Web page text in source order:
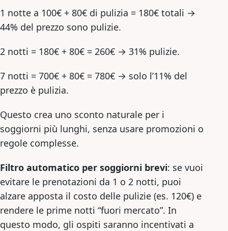
1 notte a 100€ + 80€ di pulizia = 180€ totali →
44% del prezzo sono pulizie.
2 notti = 180€ + 80€ = 260€ → 31% pulizie.
7 notti = 700€ + 80€ = 780€ → solo l’11% del
prezzo è pulizia.
Questo crea uno sconto naturale per i
soggiorni più lunghi, senza usare promozioni o
regole complesse.
Filtro automatico per soggiorni brevi: se vuoi
evitare le prenotazioni da 1 o 2 notti, puoi
alzare apposta il costo delle pulizie (es. 120€) e
rendere le prime notti “fuori mercato”. In
questo modo, gli ospiti saranno incentivati a